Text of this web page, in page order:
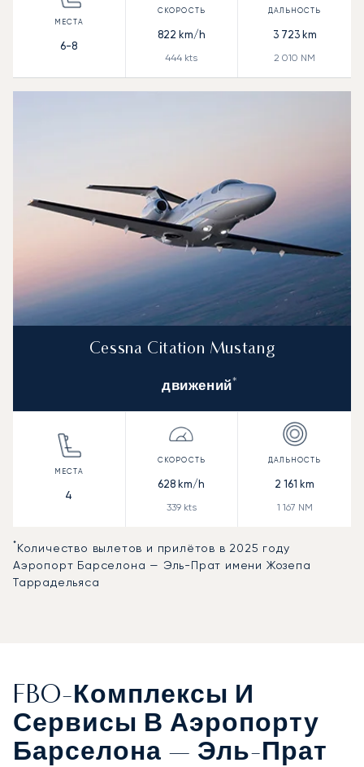
6-8
822 km/h
444 kts
3 723km
2 010 NM
Cessna Citation Mustang
движений *
4
628 km/h
339kts
2 161 km
1 167 NM
*Количество вылетов и прилётов в 2025 году
Аэропорт Барселона — Эль-Прат имени Жозепа
Таррадельяса
FBO-Комплексы И
Сервисы В Аэропорту
Барселона — Эль-Прат